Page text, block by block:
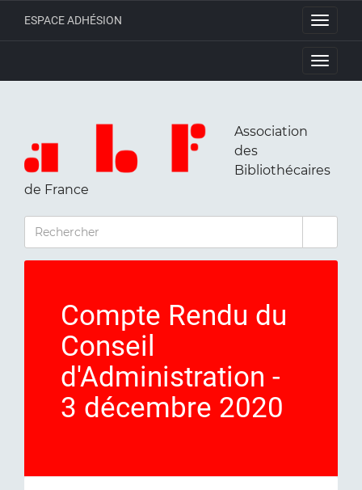
Toggle
ESPACE ADHÉSION
Toggle
Association
des
Bibliothécaires
de France
RECHERCHER
Compte Rendu du
Conseil
d'Administration -
3 décembre 2020